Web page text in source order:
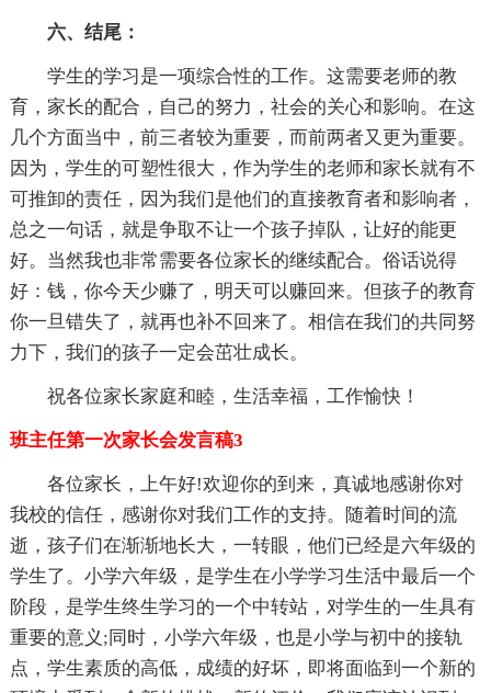
六、结尾：
学生的学习是一项综合性的工作。这需要老师的教
育，家长的配合，自己的努力，社会的关心和影响。在这
几个方面当中，前三者较为重要，而前两者又更为重要。
因为，学生的可塑性很大，作为学生的老师和家长就有不
可推卸的责任，因为我们是他们的直接教育者和影响者，
总之一句话，就是争取不让一个孩子掉队，让好的能更
好。当然我也非常需要各位家长的继续配合。俗话说得
好：钱，你今天少赚了，明天可以赚回来。但孩子的教育
你一旦错失了，就再也补不回来了。相信在我们的共同努
力下，我们的孩子一定会茁壮成长。
祝各位家长家庭和睦，生活幸福，工作愉快！
班主任第一次家长会发言稿3
各位家长，上午好!欢迎你的到来，真诚地感谢你对
我校的信任，感谢你对我们工作的支持。随着时间的流
逝，孩子们在渐渐地长大，一转眼，他们已经是六年级的
学生了。小学六年级，是学生在小学学习生活中最后一个
阶段，是学生终生学习的一个中转站，对学生的一生具有
重要的意义;同时，小学六年级，也是小学与初中的接轨
点，学生素质的高低，成绩的好坏，即将面临到一个新的